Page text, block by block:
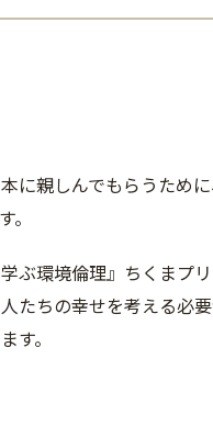
に親しんでもらうために
。
ぶ環境倫理』ちくまプ
たちの幸せを考える必
す。